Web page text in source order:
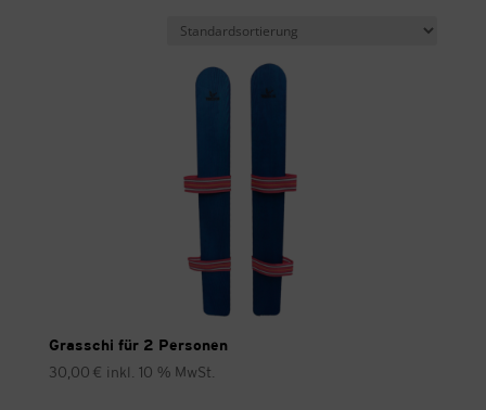
Grasschi für 2 Personen
30,00 € inkl. 10 % MwSt.